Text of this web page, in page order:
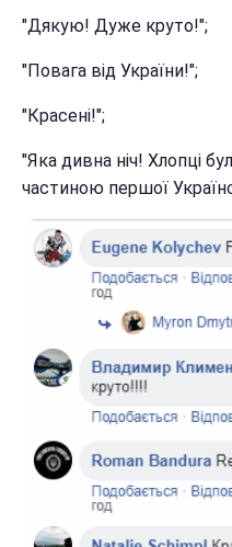
"Дякую! Дуже круто!";
"Повага від України!";
"Красені!";
"Яка дивна ніч! Хлопці
частиною першої